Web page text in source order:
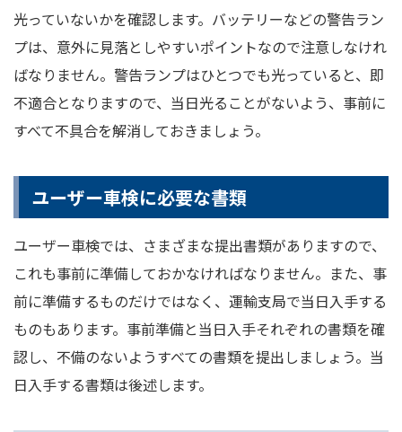
光っていないかを確認します。バッテリーなどの警告ラン
プは、意外に見落としやすいポイントなので注意しなけれ
ばなりません。警告ランプはひとつでも光っていると、即
不適合となりますので、当日光ることがないよう、事前に
すべて不具合を解消しておきましょう。
ユーザー車検に必要な書類
ユーザー車検では、さまざまな提出書類がありますので、
これも事前に準備しておかなければなりません。また、事
前に準備するものだけではなく、運輸支局で当日入手する
ものもあります。事前準備と当日入手それぞれの書類を確
認し、不備のないようすべての書類を提出しましょう。当
日入手する書類は後述します。